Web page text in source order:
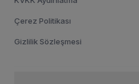
Çerez Politikası
Gizlilik Sözleşmesi